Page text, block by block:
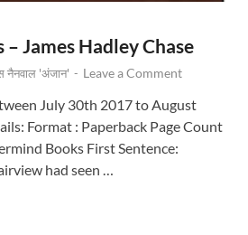
James Hadley Chase
नैनवाल 'अंजान' - Leave a Comment
July 30th 2017 to August
Format : Paperback Page Count
Books First Sentence:
had seen …